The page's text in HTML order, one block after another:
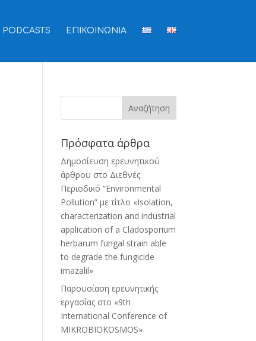
PODCASTS ΕΠΙΚΟΙΝΩΝΙΑ
Πρόσφατα άρθρα
Δημοσίευση ερευνητικού
άρθρου στο Διεθνές
Περιοδικό “Environmental
Pollution” με τίτλο «Isolation,
characterization and industrial
application of a Cladosporium
herbarum fungal strain able
to degrade the fungicide
imazalil»
Παρουσίαση ερευνητικής
εργασίας στo «9th
International Conference of
MIKROBIOKOSMOS»